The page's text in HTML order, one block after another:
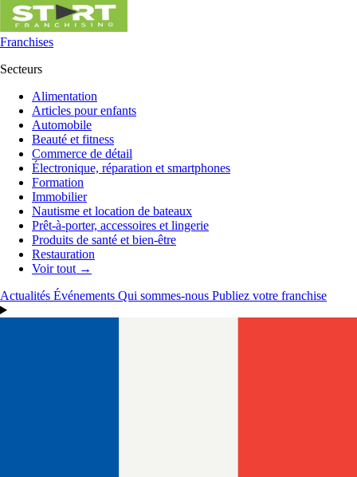
Franchises
Secteurs
Alimentation
Articles pour enfants
Automobile
Beauté et fitness
Commerce de détail
Électronique, réparation et smartphones
Formation
Immobilier
Nautisme et location de bateaux
Prêt-à-porter, accessoires et lingerie
Produits de santé et bien-être
Restauration
Voir tout →
Actualités Événements Qui sommes-nous Publiez votre franchise